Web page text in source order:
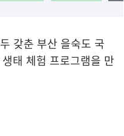
갖춘 부산 을숙도 국
태 체험 프로그램을 만